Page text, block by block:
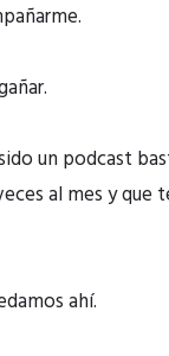
un podcast
al mes y que
ahí.